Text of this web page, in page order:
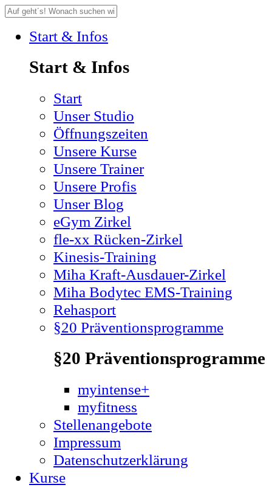
Start & Infos
Start & Infos
Start
Unser Studio
Öffnungszeiten
Unsere Kurse
Unsere Trainer
Unsere Profis
Unser Blog
eGym Zirkel
fle-xx Rücken-Zirkel
Kinesis-Training
Miha Kraft-Ausdauer-Zirkel
Miha Bodytec EMS-Training
Rehasport
§20 Präventionsprogramme
§20 Präventionsprogramme
myintense+
myfitness
Stellenangebote
Impressum
Datenschutzerklärung
Kurse